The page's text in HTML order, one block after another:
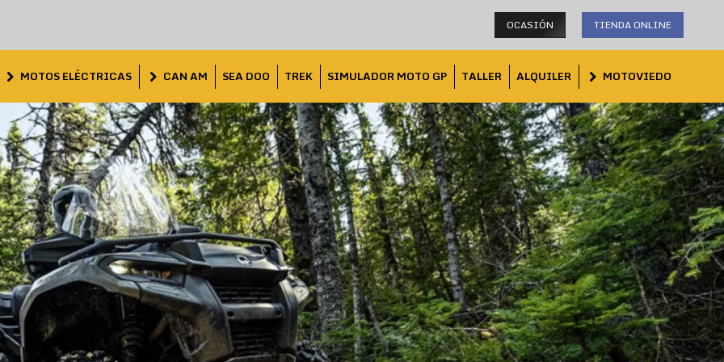
OCASIÓN TIENDA ONLINE
MOTOS ELÉCTRICAS CAN AM SEA DOO TREK SIMULADOR MOTO GP TALLER ALQUILER MOTOVIEDO